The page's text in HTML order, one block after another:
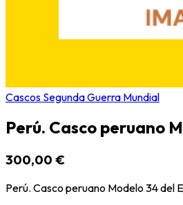
Cascos Segunda Guerra Mundial
Perú. Casco peruano
300,00 €
Perú. Casco peruano Modelo 34 del